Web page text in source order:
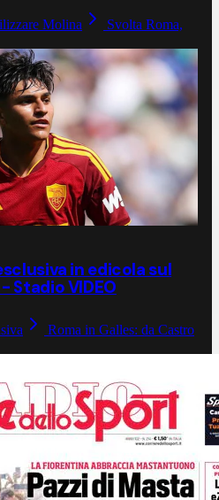
Molina
Svolta Roma,
in edicola sul
Stadio VIDEO
Roma in Galles: da Castro